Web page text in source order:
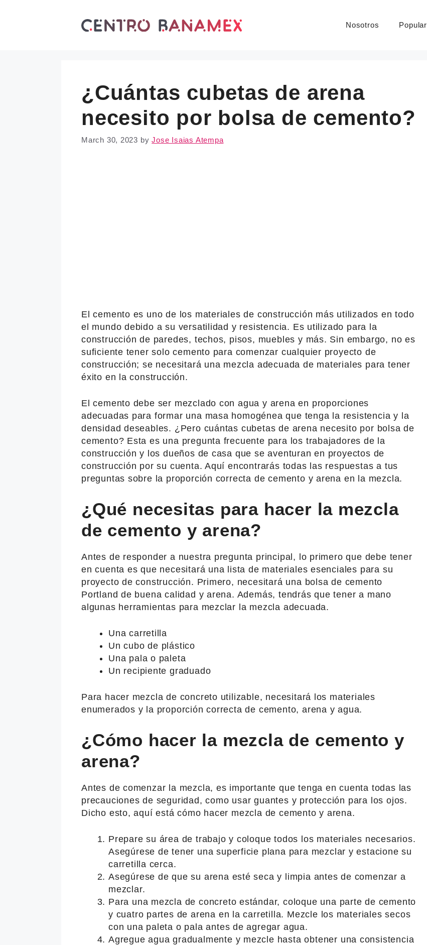
Nosotros Popular
¿Cuántas cubetas de arena
necesito por bolsa de cemento?
March 30, 2023 byJose Isaias Atempa
El cemento es uno de los materiales de construcción más utilizados en todo
el mundo debido a su versatilidad y resistencia. Es utilizado para la
construcción de paredes, techos, pisos, muebles y más. Sin embargo, no es
suficiente tener solo cemento para comenzar cualquier proyecto de
construcción; se necesitará una mezcla adecuada de materiales para tener
éxito en la construcción.
El cemento debe ser mezclado con agua y arena en proporciones
adecuadas para formar una masa homogénea que tenga la resistencia y la
densidad deseables. ¿Pero cuántas cubetas de arena necesito por bolsa de
cemento? Esta es una pregunta frecuente para los trabajadores de la
construcción y los dueños de casa que se aventuran en proyectos de
construcción por su cuenta. Aquí encontrarás todas las respuestas a tus
preguntas sobre la proporción correcta de cemento y arena en la mezcla.
¿Qué necesitas para hacer la mezcla
de cemento y arena?
Antes de responder a nuestra pregunta principal, lo primero que debe tener
en cuenta es que necesitará una lista de materiales esenciales para su
proyecto de construcción. Primero, necesitará una bolsa de cemento
Portland de buena calidad y arena. Además, tendrás que tener a mano
algunas herramientas para mezclar la mezcla adecuada.
Una carretilla
Un cubo de plástico
Una pala o paleta
Un recipiente graduado
Para hacer mezcla de concreto utilizable, necesitará los materiales
enumerados y la proporción correcta de cemento, arena y agua.
¿Cómo hacer la mezcla de cemento y
arena?
Antes de comenzar la mezcla, es importante que tenga en cuenta todas las
precauciones de seguridad, como usar guantes y protección para los ojos.
Dicho esto, aquí está cómo hacer mezcla de cemento y arena.
Prepare su área de trabajo y coloque todos los materiales necesarios.
Asegúrese de tener una superficie plana para mezclar y estacione su
carretilla cerca.
Asegúrese de que su arena esté seca y limpia antes de comenzar a
mezclar.
Para una mezcla de concreto estándar, coloque una parte de cemento
y cuatro partes de arena en la carretilla. Mezcle los materiales secos
con una paleta o pala antes de agregar agua.
Agregue agua gradualmente y mezcle hasta obtener una consistencia